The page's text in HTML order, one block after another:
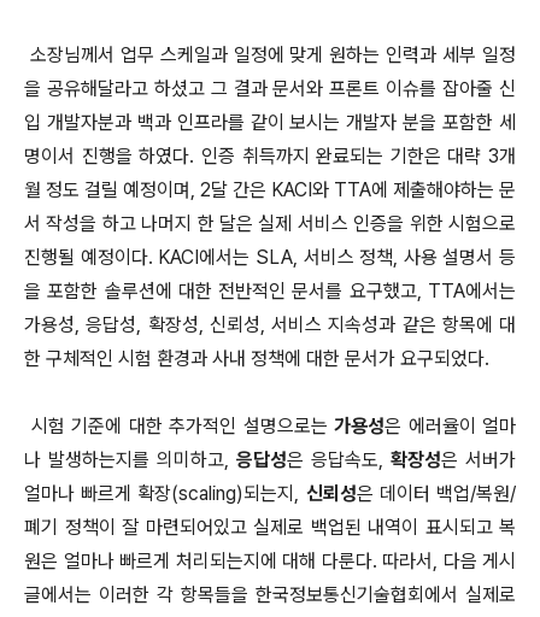
소장님께서 업무 스케일과 일정에 맞게 원하는 인력과 세부 일정
을 공유해달라고 하셨고 그 결과 문서와 프론트 이슈를 잡아줄 신
입 개발자분과 백과 인프라를 같이 보시는 개발자 분을 포함한 세
명이서 진행을 하였다. 인증 취득까지 완료되는 기한은 대략 3개
월 정도 걸릴 예정이며, 2달 간은 KACI와 TTA에 제출해야하는 문
서 작성을 하고 나머지 한 달은 실제 서비스 인증을 위한 시험으로
진행될 예정이다. KACI에서는 SLA, 서비스 정책, 사용 설명서 등
을 포함한 솔루션에 대한 전반적인 문서를 요구했고, TTA에서는
가용성, 응답성, 확장성, 신뢰성, 서비스 지속성과 같은 항목에 대
한 구체적인 시험 환경과 사내 정책에 대한 문서가 요구되었다.
시험 기준에 대한 추가적인 설명으로는 가용성은 에러율이 얼마
나 발생하는지를 의미하고, 응답성은 응답속도, 확장성은 서버가
얼마나 빠르게 확장(scaling)되는지, 신뢰성은 데이터 백업/복원/
폐기 정책이 잘 마련되어있고 실제로 백업된 내역이 표시되고 복
원은 얼마나 빠르게 처리되는지에 대해 다룬다. 따라서, 다음 게시
글에서는 이러한 각 항목들을 한국정보통신기술협회에서 실제로